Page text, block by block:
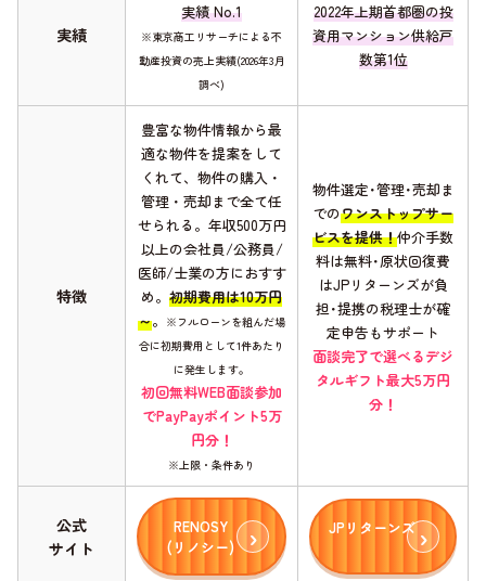
実績
実績 No.1
※東京商工リサーチによる不
動産投資の売上実績(2026年3月
調べ)
2022年上期首都圏の投
資用マンション供給戸
数第1位
特徴
豊富な物件情報から最
適な物件を提案をして
くれて、物件の購入・
管理・売却まで全て任
せられる。年収500万円
以上の会社員/公務員/
医師/士業の方におすす
め。 初期費用は10万円
～。 ※フルローンを組んだ場
合に初期費用として1件あたり
に発生します。
初回無料WEB面談参加
でPayPayポイント5万
円分！
※上限・条件あり
物件選定･管理･売却ま
でのワンストップサー
ビスを提供！仲介手数
料は無料･原状回復費
はJPリターンズが負
担･提携の税理士が確
定申告もサポート
面談完了で選べるデジ
タルギフト最大5万円
分！
公式
サイト
RENOSY
(リノシー)
JPリターンズ